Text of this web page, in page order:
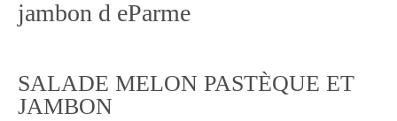
jambon d eParme
SALADE MELON PASTÈQUE ET
JAMBON